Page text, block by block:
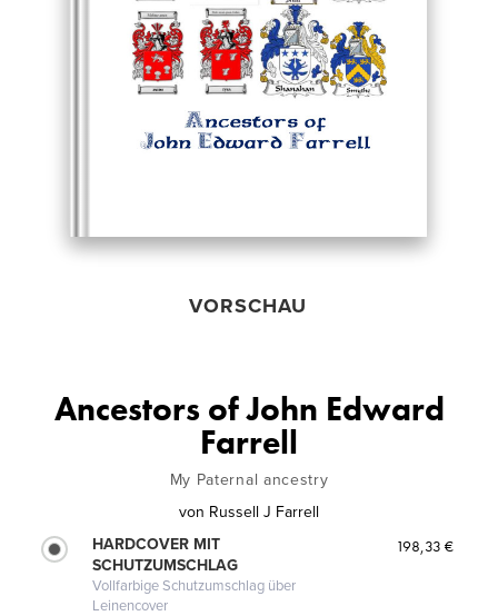
VORSCHAU
Ancestors of John Edward
Farrell
My Paternal ancestry
von Russell J Farrell
HARDCOVER MIT
SCHUTZUMSCHLAG
Vollfarbige Schutzumschlag über
Leinencover
198,33 €